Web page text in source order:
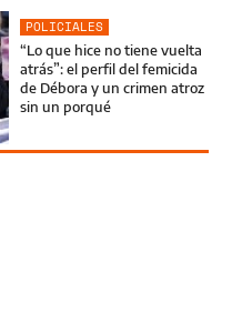
POLICIALES
“Lo que hice no tiene vuelta
atrás”: el perfil del femicida
de Débora y un crimen atroz
sin un porqué